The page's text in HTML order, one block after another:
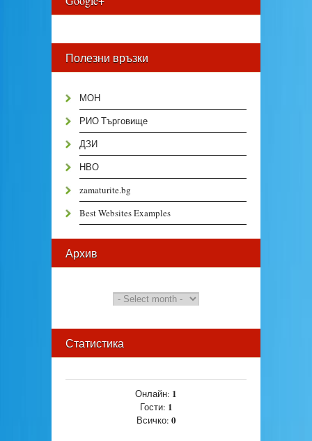
Полезни връзки
МОН
РИО Търговище
ДЗИ
НВО
zamaturite.bg
Best Websites Examples
Архив
Статистика
Онлайн: 1
Гости: 1
Всичко: 0